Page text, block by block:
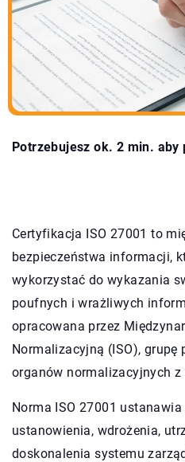
Potrzebujesz ok. 2 min. aby
Certyfikacja ISO 27001 to
bezpieczeństwa informacji,
wykorzystać do wykazania
poufnych i wrażliwych
opracowana przez
Normalizacyjną (ISO),
organów normalizacyjnych z
Norma ISO 27001
ustanowienia, wdrożenia,
doskonalenia systemu